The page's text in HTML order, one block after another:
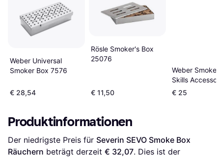
Weber Universal
Smoker Box 7576
€ 28,54
Rösle Smoker's Box
25076
€ 11,50
Weber
Skills
Set 7004 +
€ 25
Produktinformationen
Der niedrigste Preis für Severin SEVO Smoke Box
Räuchern beträgt derzeit € 32,07. Dies ist der